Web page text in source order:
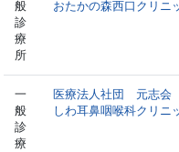
般
診
療
所
おたかの森西口クリニ
一
般
診
療
医療法人社団 元志
しわ耳鼻咽喉科クリニ